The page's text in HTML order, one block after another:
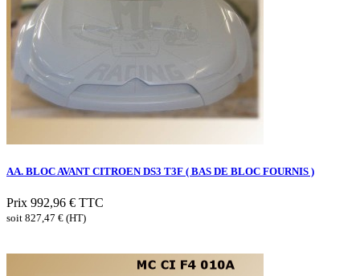
AA. BLOC AVANT CITROEN DS3 T3F ( BAS DE BLOC FOURNIS )
Prix 992,96 € TTC
soit 827,47 € (HT)